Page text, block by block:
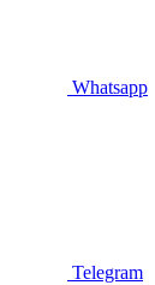
Whatsapp
Telegram